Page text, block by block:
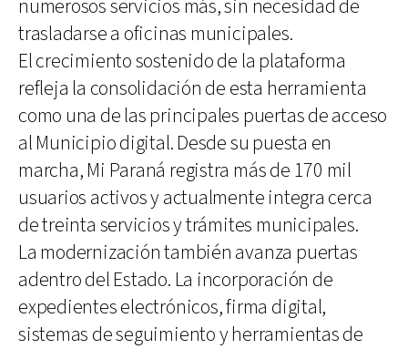
numerosos servicios más, sin necesidad de
trasladarse a oficinas municipales.
El crecimiento sostenido de la plataforma
refleja la consolidación de esta herramienta
como una de las principales puertas de acceso
al Municipio digital. Desde su puesta en
marcha, Mi Paraná registra más de 170 mil
usuarios activos y actualmente integra cerca
de treinta servicios y trámites municipales.
La modernización también avanza puertas
adentro del Estado. La incorporación de
expedientes electrónicos, firma digital,
sistemas de seguimiento y herramientas de